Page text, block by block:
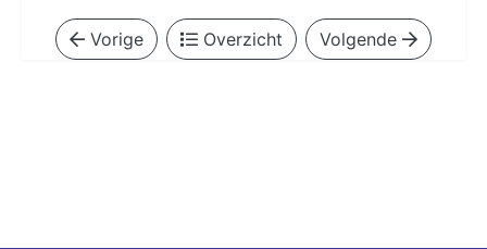
Vorige Overzicht Volgende